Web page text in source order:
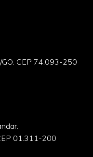
GO. CEP 74.093-250
01.311-200